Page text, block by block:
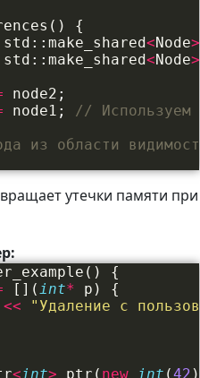
( )
{
std :: make_shared<Node>
std :: make_shared<Node>
node2 ;
node1 ;
// Используем
из области
утечки памяти при
( )
{
[ ] (int* p )
{
<< " Удаление с
<int> ptr ( new int (42 )